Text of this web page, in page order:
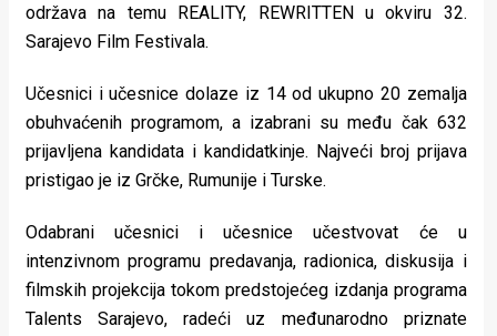
pokretu
Ideje
koje
rade
Places
Aktivizam
održava na temu REALITY, REWRITTEN u okviru 32.
Sarajevo Film Festivala.
Učesnici i učesnice dolaze iz 14 od ukupno 20 zemalja
obuhvaćenih programom, a izabrani su među čak 632
prijavljena kandidata i kandidatkinje. Najveći broj prijava
pristigao je iz Grčke, Rumunije i Turske.
Odabrani učesnici i učesnice učestvovat će u
intenzivnom programu predavanja, radionica, diskusija i
filmskih projekcija tokom predstojećeg izdanja programa
Talents Sarajevo, radeći uz međunarodno priznate